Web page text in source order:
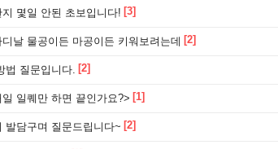
몇일 안된 초보입니다! [3]
날 물공이든 마공이든 키워보려는데 [2]
법 질문입니다. [2]
일퀘만 하면 끝인가요?> [1]
발담구며 질문드립니다~ [2]